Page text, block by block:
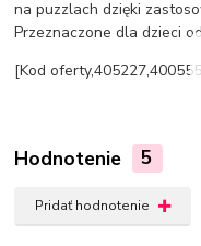
na puzzlach dzięki
Przeznaczone dla dzieci
[Kod
Hodnotenie 5
Pridať hodnotenie